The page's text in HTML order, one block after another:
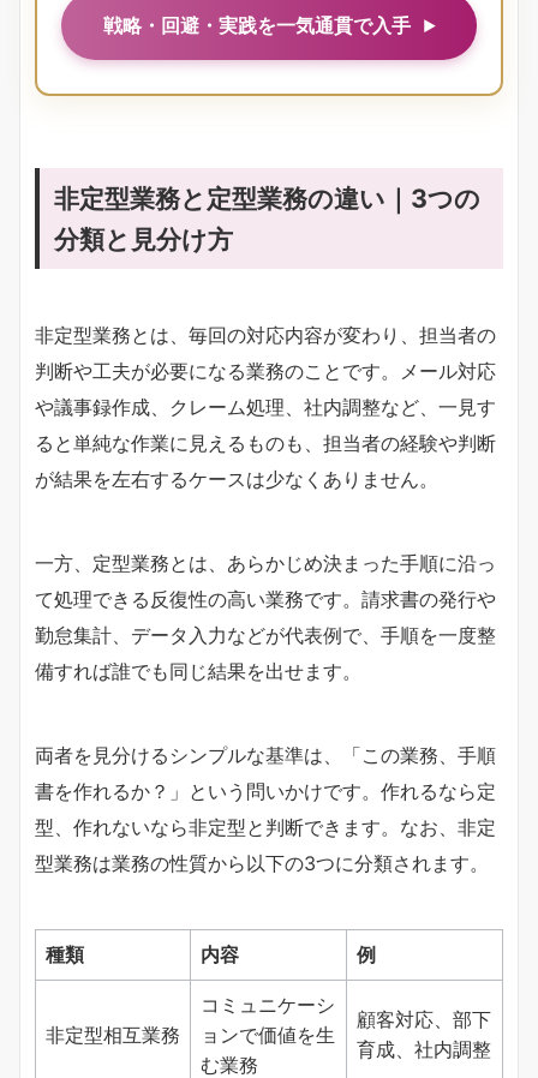
戦略・回避・実践を一気通貫で入手
非定型業務と定型業務の違い｜3つの
分類と見分け方
非定型業務とは、毎回の対応内容が変わり、担当者の
判断や工夫が必要になる業務のことです。メール対応
や議事録作成、クレーム処理、社内調整など、一見す
ると単純な作業に見えるものも、担当者の経験や判断
が結果を左右するケースは少なくありません。
一方、定型業務とは、あらかじめ決まった手順に沿っ
て処理できる反復性の高い業務です。請求書の発行や
勤怠集計、データ入力などが代表例で、手順を一度整
備すれば誰でも同じ結果を出せます。
両者を見分けるシンプルな基準は、「この業務、手順
書を作れるか？」という問いかけです。作れるなら定
型、作れないなら非定型と判断できます。なお、非定
型業務は業務の性質から以下の3つに分類されます。
種類 内容 例
非定型相互業務
コミュニケーシ
ョンで価値を生
む業務
顧客対応、部下
育成、社内調整